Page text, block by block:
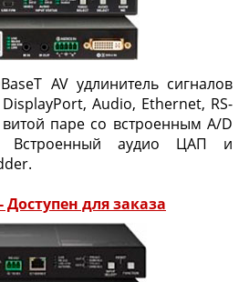
AV удлинитель сигналов
Audio, Ethernet, RS-
паре со встроенным A/D
Встроенный аудио ЦАП и
Доступен для заказа